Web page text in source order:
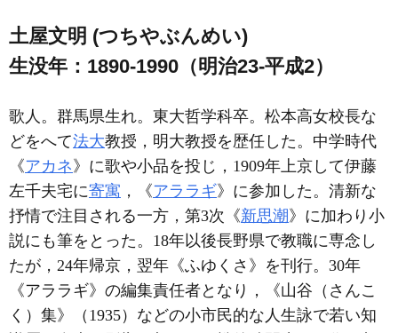
土屋文明 (つちやぶんめい)
生没年：1890-1990（明治23-平成2）
歌人。群馬県生れ。東大哲学科卒。松本高女校長な
どをへて法大教授，明大教授を歴任した。中学時代
《アカネ 》に歌や小品を投じ，1909年上京して伊藤
左千夫宅に寄寓 ，《アララギ》に参加した。清新な
抒情で注目される一方，第3次《新思潮 》に加わり小
説にも筆をとった。18年以後長野県で教職に専念し
たが，24年帰京，翌年《ふゆくさ》を刊行。30年
《アララギ》の編集責任者となり，《山谷（さんこ
く）集》（1935）などの小市民的な人生詠で若い知